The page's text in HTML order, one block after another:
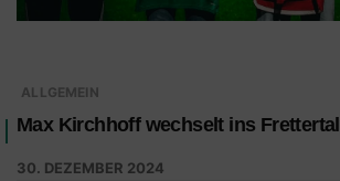
ALLGEMEIN
Max Kirchhoff wechselt ins Frettertal
30. DEZEMBER 2024